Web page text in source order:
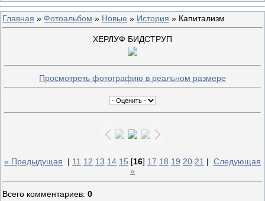
Главная » Фотоальбом » Новые » История » Капитализм
ХЕРЛУФ БИДСТРУП
Просмотреть фотографию в реальном размере
« Предыдущая | 11 12 13 14 15 [16] 17 18 19 20 21 | Следующая
»
Всего комментариев: 0